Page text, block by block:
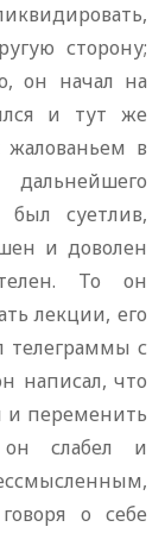
сторону;
он начал на
и тут же
в
суетлив,
и доволен
То он
лекции, его
телеграммы с
написал, что
и переменить
он слабел и
о себе